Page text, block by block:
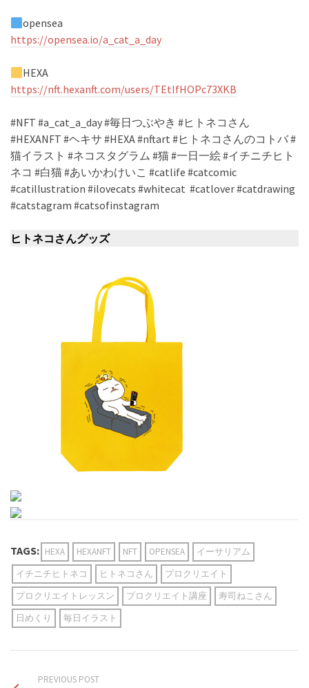
opensea
https://opensea.io/a_cat_a_day
HEXA
https://nft.hexanft.com/users/TEtIfHOPc73XKB
#NFT #a_cat_a_day #毎日つぶやき #ヒトネコさん
#HEXANFT #ヘキサ #HEXA #nftart #ヒトネコさんのコトバ #
猫イラスト #ネコスタグラム #猫 #一日一絵 #イチニチヒト
ネコ #白猫 #あいかわけいこ #catlife #catcomic
#catillustration #ilovecats #whitecat #catlover #catdrawing
#catstagram #catsofinstagram
ヒトネコさんグッズ
TAGS: HEXA HEXANFT NFT OPENSEA
イーサリアム
イチニチヒトネコ
ヒトネコさん
プロクリエイト
プロクリエイトレッスン
プロクリエイト講座
寿司ねこさん
日めくり
毎日イラスト
PREVIOUS POST